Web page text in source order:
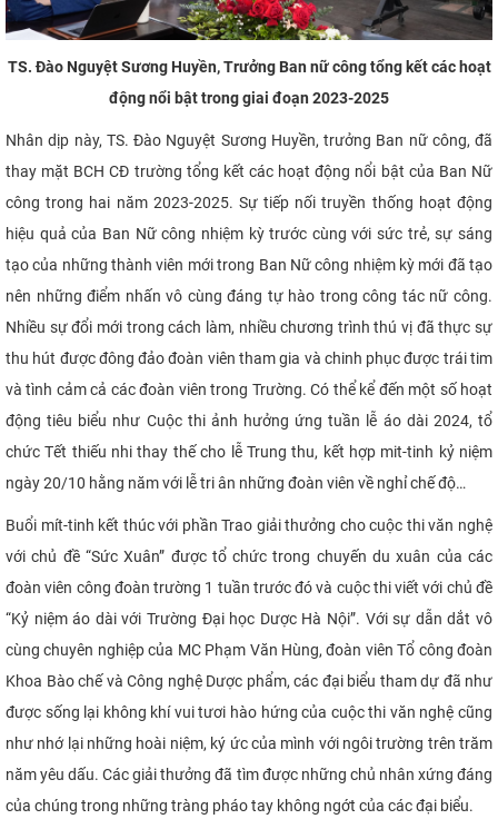
TS. Đào Nguyệt Sương Huyền, Trưởng Ban nữ công tổng kết các hoạt
động nổi bật trong giai đoạn 2023-2025
Nhân dịp này, TS. Đào Nguyệt Sương Huyền, trưởng Ban nữ công, đã
thay mặt BCH CĐ trường tổng kết các hoạt động nổi bật của Ban Nữ
công trong hai năm 2023-2025. Sự tiếp nối truyền thống hoạt động
hiệu quả của Ban Nữ công nhiệm kỳ trước cùng với sức trẻ, sự sáng
tạo của những thành viên mới trong Ban Nữ công nhiệm kỳ mới đã tạo
nên những điểm nhấn vô cùng đáng tự hào trong công tác nữ công.
Nhiều sự đổi mới trong cách làm, nhiều chương trình thú vị đã thực sự
thu hút được đông đảo đoàn viên tham gia và chinh phục được trái tim
và tình cảm cả các đoàn viên trong Trường. Có thể kể đến một số hoạt
động tiêu biểu như Cuộc thi ảnh hưởng ứng tuần lễ áo dài 2024, tổ
chức Tết thiếu nhi thay thế cho lễ Trung thu, kết hợp mit-tinh kỷ niệm
ngày 20/10 hằng năm với lễ tri ân những đoàn viên về nghỉ chế độ…
Buổi mít-tinh kết thúc với phần Trao giải thưởng cho cuộc thi văn nghệ
với chủ đề “Sức Xuân” được tổ chức trong chuyến du xuân của các
đoàn viên công đoàn trường 1 tuần trước đó và cuộc thi viết với chủ đề
“Kỷ niệm áo dài với Trường Đại học Dược Hà Nội”. Với sự dẫn dắt vô
cùng chuyên nghiệp của MC Phạm Văn Hùng, đoàn viên Tổ công đoàn
Khoa Bào chế và Công nghệ Dược phẩm, các đại biểu tham dự đã như
được sống lại không khí vui tươi hào hứng của cuộc thi văn nghệ cũng
như nhớ lại những hoài niệm, ký ức của mình với ngôi trường trên trăm
năm yêu dấu. Các giải thưởng đã tìm được những chủ nhân xứng đáng
của chúng trong những tràng pháo tay không ngớt của các đại biểu.